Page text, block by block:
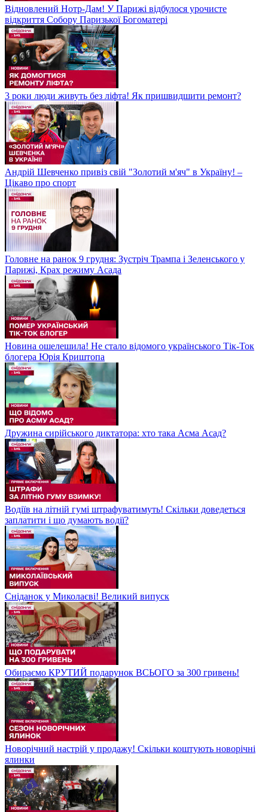
Відновлений Нотр-Дам! У Парижі відбулося урочисте
відкриття Собору Паризької Богоматері
3 роки люди живуть без ліфта! Як пришвидшити ремонт?
Андрій Шевченко привіз свій "Золотий м'яч" в Україну! –
Цікаво про спорт
Головне на ранок 9 грудня: Зустріч Трампа і Зеленського у
Парижі, Крах режиму Асада
Новина ошелешила! Не стало відомого українського Тік-Ток
блогера Юрія Криштопа
Дружина сирійського диктатора: хто така Асма Асад?
Водіїв на літній гумі штрафуватимуть! Скільки доведеться
заплатити і що думають водії?
Сніданок у Миколаєві! Великий випуск
Обираємо КРУТИЙ подарунок ВСЬОГО за 300 гривень!
Новорічний настрій у продажу! Скільки коштують новорічні
ялинки